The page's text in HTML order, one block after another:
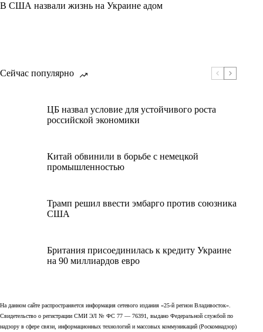
В США назвали жизнь на Украине адом
Сейчас популярно
ЦБ назвал условие для устойчивого роста
российской экономики
Китай обвинили в борьбе с немецкой
промышленностью
Трамп решил ввести эмбарго против союзника
США
Британия присоединилась к кредиту Украине
на 90 миллиардов евро
На данном сайте распространяется информация сетевого издания «25-й регион Владивосток».
Свидетельство о регистрации СМИ ЭЛ № ФС 77 — 76391, выдано Федеральной службой по
надзору в сфере связи, информационных технологий и массовых коммуникаций (Роскомнадзор)